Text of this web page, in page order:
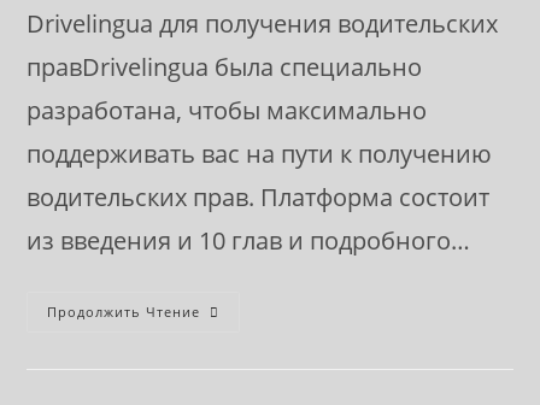
Drivelingua для получения водительских
правDrivelingua была специально
разработана, чтобы максимально
поддерживать вас на пути к получению
водительских прав. Платформа состоит
из введения и 10 глав и подробного…
Продолжить Чтение Так